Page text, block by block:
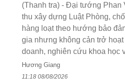
(Thanh tra) - Đại tướng Phan
thu xây dựng Luật Phòng,
hàng loạt theo hướng bảo
gia nhưng không cản trở
doanh, nghiên cứu khoa học
Hương Giang
11:18 08/08/2026